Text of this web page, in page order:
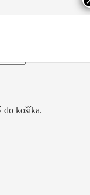
do košíka.